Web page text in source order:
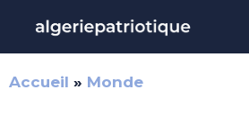
contenu
Accueil » Monde